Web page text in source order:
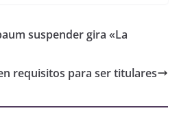
suspender gira «La
requisitos para ser titulares